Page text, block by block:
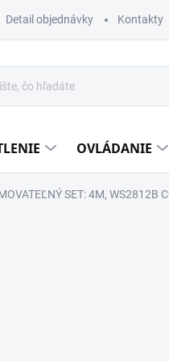
Detail objednávky Kontakty
OVLÁDANIE
SET: 4M, WS2812B